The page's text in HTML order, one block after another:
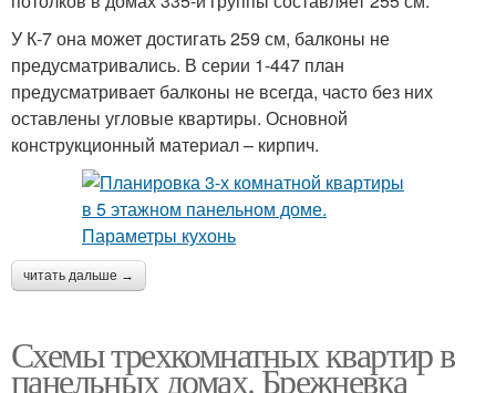
У К-7 она может достигать 259 см, балконы не
предусматривались. В серии 1-447 план
предусматривает балконы не всегда, часто без них
оставлены угловые квартиры. Основной
конструкционный материал – кирпич.
читать дальше →
Схемы трехкомнатных квартир в
панельных домах. Брежневка